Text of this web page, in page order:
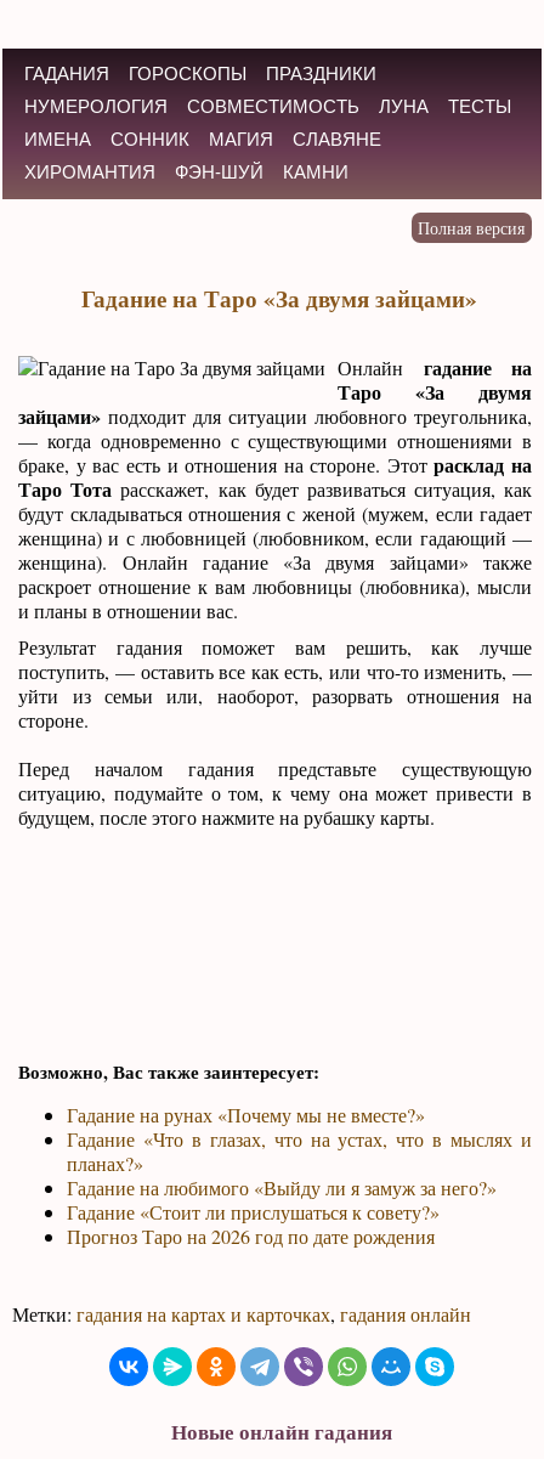
ГАДАНИЯ ГОРОСКОПЫ
ПРАЗДНИКИ
НУМЕРОЛОГИЯ
СОВМЕСТИМОСТЬ ЛУНА
ТЕСТЫ
ИМЕНА
СОННИК МАГИЯ
СЛАВЯНЕ
ХИРОМАНТИЯ
ФЭН-ШУЙ КАМНИ
Гадание на Таро «За двумя зайцами»
Онлайн гадание на
Таро «За двумя
зайцами» подходит для ситуации любовного треугольника,
— когда одновременно с существующими отношениями в
браке, у вас есть и отношения на стороне. Этотрасклад на
Таро Тота расскажет, как будет развиваться ситуация, как
будут складываться отношения с женой (мужем, если гадает
женщина) и с любовницей (любовником, если гадающий —
женщина). Онлайн гадание «За двумя зайцами» также
раскроет отношение к вам любовницы (любовника), мысли
и планы в отношении вас.
Результат гадания поможет вам решить, как лучше
поступить, — оставить все как есть, или что-то изменить, —
уйти из семьи или, наоборот, разорвать отношения на
стороне.
Перед началом гадания представьте существующую
ситуацию, подумайте о том, к чему она может привести в
будущем, после этого нажмите на рубашку карты.
Возможно, Вас также заинтересует:
Гадание на рунах «Почему мы не вместе?»
Гадание «Что в глазах, что на устах, что в мыслях и
планах?»
Гадание на любимого «Выйду ли я замуж за него?»
Гадание «Стоит ли прислушаться к совету?»
Прогноз Таро на 2026 год по дате рождения
Метки:гадания на картах и карточках,гадания онлайн
Новые онлайн гадания